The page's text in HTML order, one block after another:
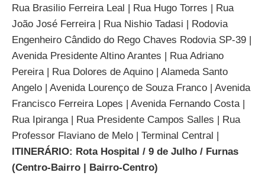
Rua Brasilio Ferreira Leal | Rua Hugo Torres | Rua
João José Ferreira | Rua Nishio Tadasi | Rodovia
Engenheiro Cândido do Rego Chaves Rodovia SP-39 |
Avenida Presidente Altino Arantes | Rua Adriano
Pereira | Rua Dolores de Aquino | Alameda Santo
Angelo | Avenida Lourenço de Souza Franco | Avenida
Francisco Ferreira Lopes | Avenida Fernando Costa |
Rua Ipiranga | Rua Presidente Campos Salles | Rua
Professor Flaviano de Melo | Terminal Central |
ITINERÁRIO: Rota Hospital / 9 de Julho / Furnas
(Centro-Bairro | Bairro-Centro)